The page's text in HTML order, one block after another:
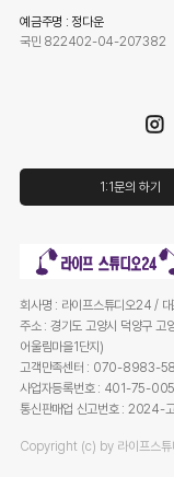
예금주명 : 정다운
국민 822402-04-207382
1:1문의 하기
회사명 : 라이프스튜디오24 /
주소 : 경기도 고양시 덕양구
어울림마을1단지)
고객만족센터 : 070-8983-
사업자등록번호 : 401-75-
통신판매업 신고번호 : 2024-
Copyright (c) by 라이프스